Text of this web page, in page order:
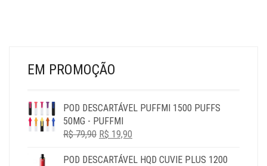
EM PROMOÇÃO
POD DESCARTÁVEL PUFFMI 1500 PUFFS
50MG - PUFFMI
R$79,90 O
ORIGINAL
R$ 19,90
ATUAL
POD DESCARTÁVEL HQD CUVIE PLUS 1200